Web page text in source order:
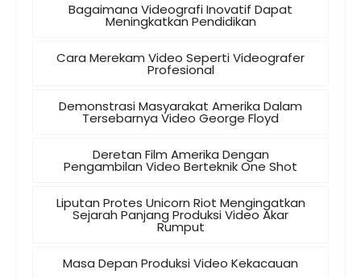
Bagaimana Videografi Inovatif Dapat
Meningkatkan Pendidikan
Cara Merekam Video Seperti Videografer
Profesional
Demonstrasi Masyarakat Amerika Dalam
Tersebarnya Video George Floyd
Deretan Film Amerika Dengan
Pengambilan Video Berteknik One Shot
Liputan Protes Unicorn Riot Mengingatkan
Sejarah Panjang Produksi Video Akar
Rumput
Masa Depan Produksi Video Kekacauan